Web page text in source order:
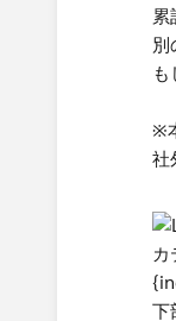
累
別
も
※
社